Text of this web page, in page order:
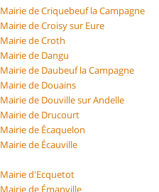
Mairie de Criquebeuf la Campagne
Mairie de Croisy sur Eure
Mairie de Croth
Mairie de Dangu
Mairie de Daubeuf la Campagne
Mairie de Douains
Mairie de Douville sur Andelle
Mairie de Drucourt
Mairie de Écaquelon
Mairie de Écauville
Mairie d'Ecquetot